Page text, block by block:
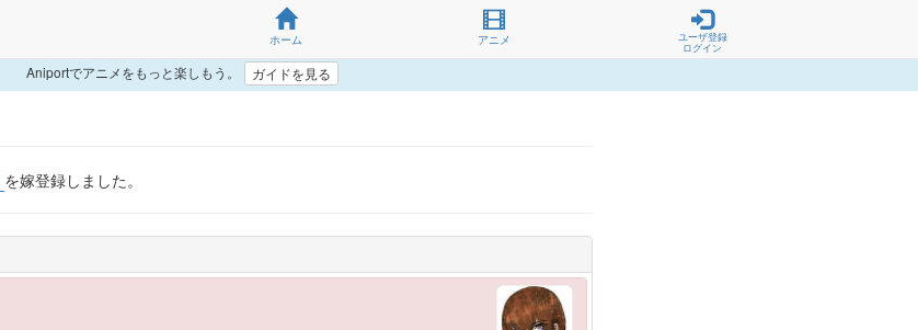
ホーム アニメ
ユーザ登録
ログイン
Aniportでアニメをもっと楽しもう。 ガイドを見る
を嫁登録しました。